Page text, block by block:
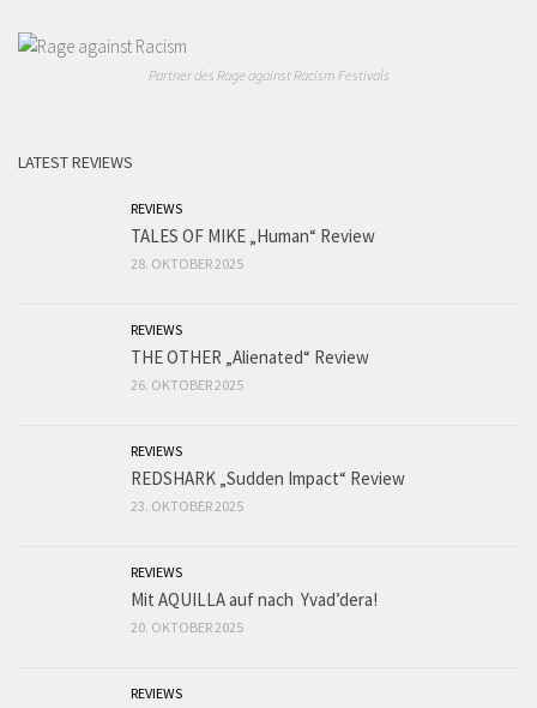
Partner des Rage against Racism Festivals
LATEST REVIEWS
REVIEWS
TALES OF MIKE „Human“ Review
28. OKTOBER 2025
REVIEWS
THE OTHER „Alienated“ Review
26. OKTOBER 2025
REVIEWS
REDSHARK „Sudden Impact“ Review
23. OKTOBER 2025
REVIEWS
Mit AQUILLA auf nach Yvad’dera!
20. OKTOBER 2025
REVIEWS